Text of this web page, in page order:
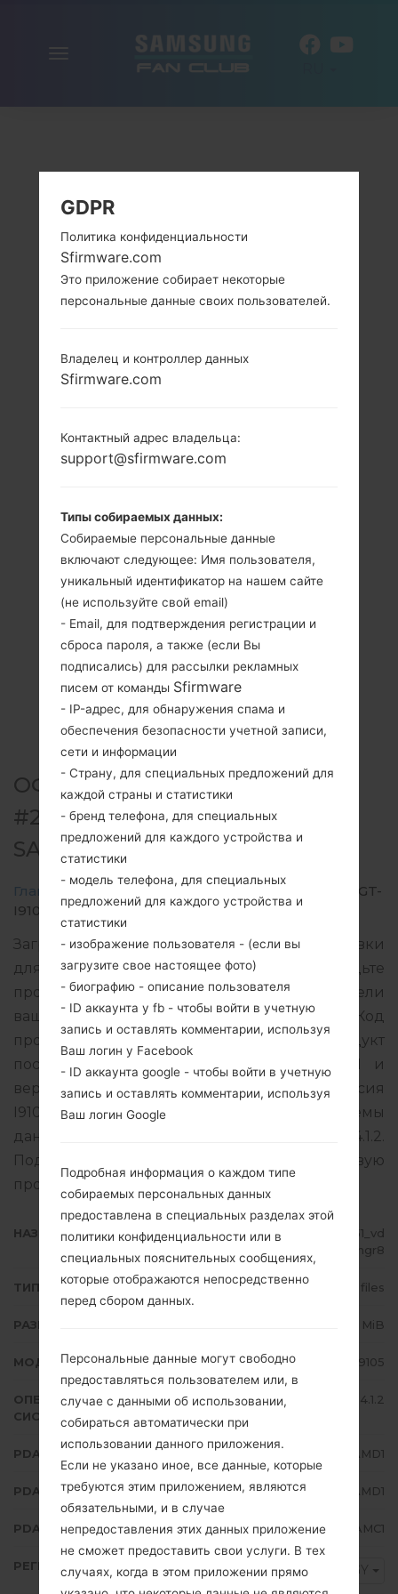
ОФИЦИАЛЬНАЯ ПРОШИВКА
#2212 ДЛЯ GT-I9105 -
SAMSUNGGALAXY S2 PLUS
Главная → Galaxy S2 Plus SamsungGT-I9105
GT-
I9105_EGY_1_20130625175551_vdv64bhgr8.zip
Загрузите последнее обновление прошивки
для Samsung Galaxy S2 Plus, но не забудьте
проверить, соответствует ли номер модели
вашего смартфона указанному GT-I9105. Код
прошивки EGY для EGYPT. Продукт
поставляется с версией PDA I9105XXAMD1 и
версия CSC I9105OJVAMD1, MODEM версия
I9105XXAMC1. Версия операционной системы
данной прошивки Android Jelly Bean 4.1.2.
Подробная инструкция, как прошить стоковую
прошивку на устройства Samsung
НАЗВАНИЕ ФАЙЛА
GT-I9105_EGY_1_20130625175551_vd
v64bhgr8
ТИП ПРОШИВКИ 4 files
РАЗМЕР ФАЙЛА 725.64 MiB
МОДЕЛЬ Samsung GT-I9105
ОПЕРАЦИОННАЯ
СИСТЕМА
Android Jelly Bean 4.1.2
PDA/AP ВЕРСИЯ I9105XXAMD1
PDA/AP ВЕРСИЯ I9105OJVAMD1
PDA/AP ВЕРСИЯ I9105XXAMC1
РЕГИОН EGY
GDPR
Политика конфиденциальности
Sfirmware.com
Это приложение собирает некоторые
персональные данные своих пользователей.
Владелец и контроллер данных
Sfirmware.com
Контактный адрес владельца:
support@sfirmware.com
Типы собираемых данных:
Собираемые персональные данные
включают следующее: Имя пользователя,
уникальный идентификатор на нашем сайте
(не используйте свой email)
- Email, для подтверждения регистрации и
сброса пароля, а также (если Вы
подписались) для рассылки рекламных
писем от команды Sfirmware
- IP-адрес, для обнаружения спама и
обеспечения безопасности учетной записи,
сети и информации
- Страну, для специальных предложений для
каждой страны и статистики
- бренд телефона, для специальных
предложений для каждого устройства и
статистики
- модель телефона, для специальных
предложений для каждого устройства и
статистики
- изображение пользователя - (если вы
загрузите свое настоящее фото)
- биографию - описание пользователя
- ID аккаунта у fb - чтобы войти в учетную
запись и оставлять комментарии, используя
Ваш логин у Facebook
- ID аккаунта google - чтобы войти в учетную
запись и оставлять комментарии, используя
Ваш логин Google
Подробная информация о каждом типе
собираемых персональных данных
предоставлена в специальных разделах этой
политики конфиденциальности или в
специальных пояснительных сообщениях,
которые отображаются непосредственно
перед сбором данных.
Персональные данные могут свободно
предоставляться пользователем или, в
случае с данными об использовании,
собираться автоматически при
использовании данного приложения.
Если не указано иное, все данные, которые
требуются этим приложением, являются
обязательными, и в случае
непредоставления этих данных приложение
не сможет предоставить свои услуги. В тех
случаях, когда в этом приложении прямо